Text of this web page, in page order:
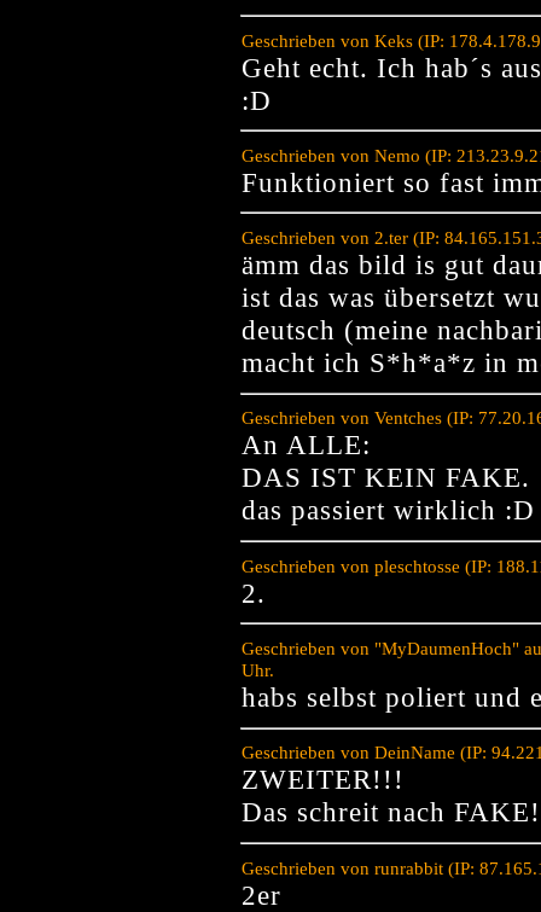
Geschrieben von Keks (IP:
Geht echt. Ich hab´s
:D
Geschrieben von Nemo (IP:
Funktioniert so fast
Geschrieben von 2.ter (IP:
ämm das bild is gut
ist das was übersetzt
deutsch (meine
macht ich S*h*a*z in
Geschrieben von Ventches (IP:
An ALLE:
DAS IST KEIN FAKE.
das passiert wirklich :D
Geschrieben von pleschtosse (IP:
2.
Geschrieben von "MyDaumenHoch"
Uhr.
habs selbst poliert und
Geschrieben von DeinName (IP:
ZWEITER!!!
Das schreit nach
Geschrieben von runrabbit (IP:
2er